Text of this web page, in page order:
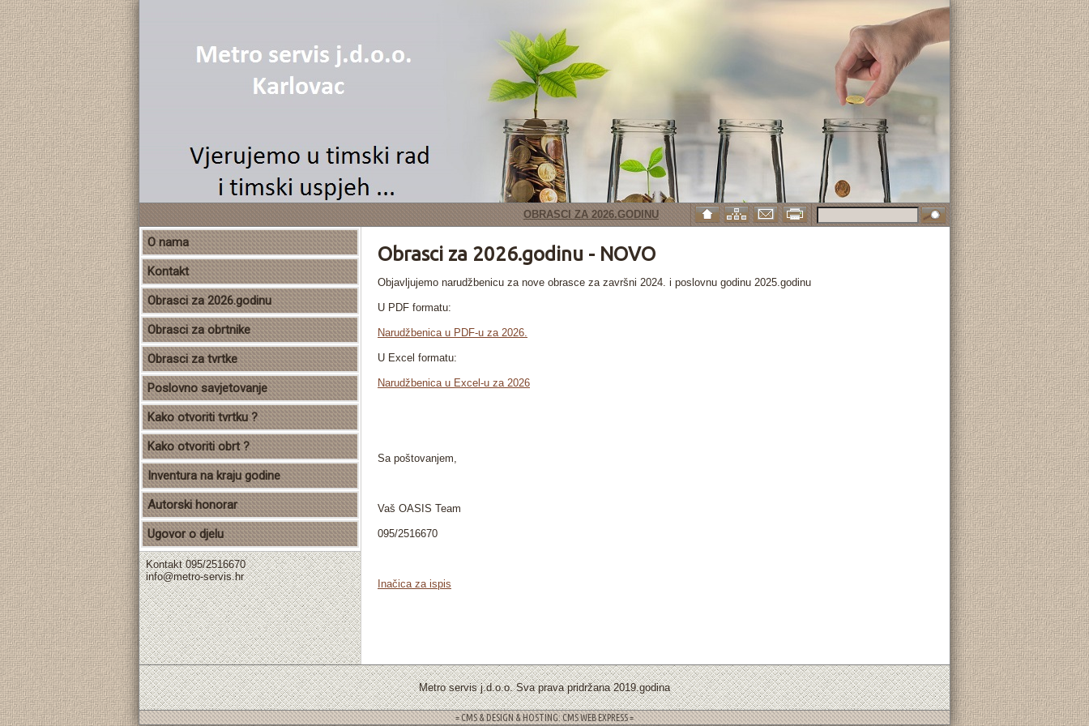
OBRASCI ZA 2026.GODINU
O nama
Kontakt
Obrasci za 2026.godinu
Obrasci za obrtnike
Obrasci za tvrtke
Poslovno savjetovanje
Kako otvoriti tvrtku ?
Kako otvoriti obrt ?
Inventura na kraju godine
Autorski honorar
Ugovor o djelu
Kontakt 095/2516670
info@metro-servis.hr
Obrasci za 2026.godinu - NOVO
Objavljujemo narudžbenicu za nove obrasce za završni 2024. i poslovnu godinu 2025.godinu
U PDF formatu:
Narudžbenica u PDF-u za 2026.
U Excel formatu:
Narudžbenica u Excel-u za 2026
Sa poštovanjem,
Vaš OASIS Team
095/2516670
Inačica za ispis
Metro servis j.d.o.o. Sva prava pridržana 2019.godina
= CMS & DESIGN & HOSTING: CMS WEB EXPRESS =